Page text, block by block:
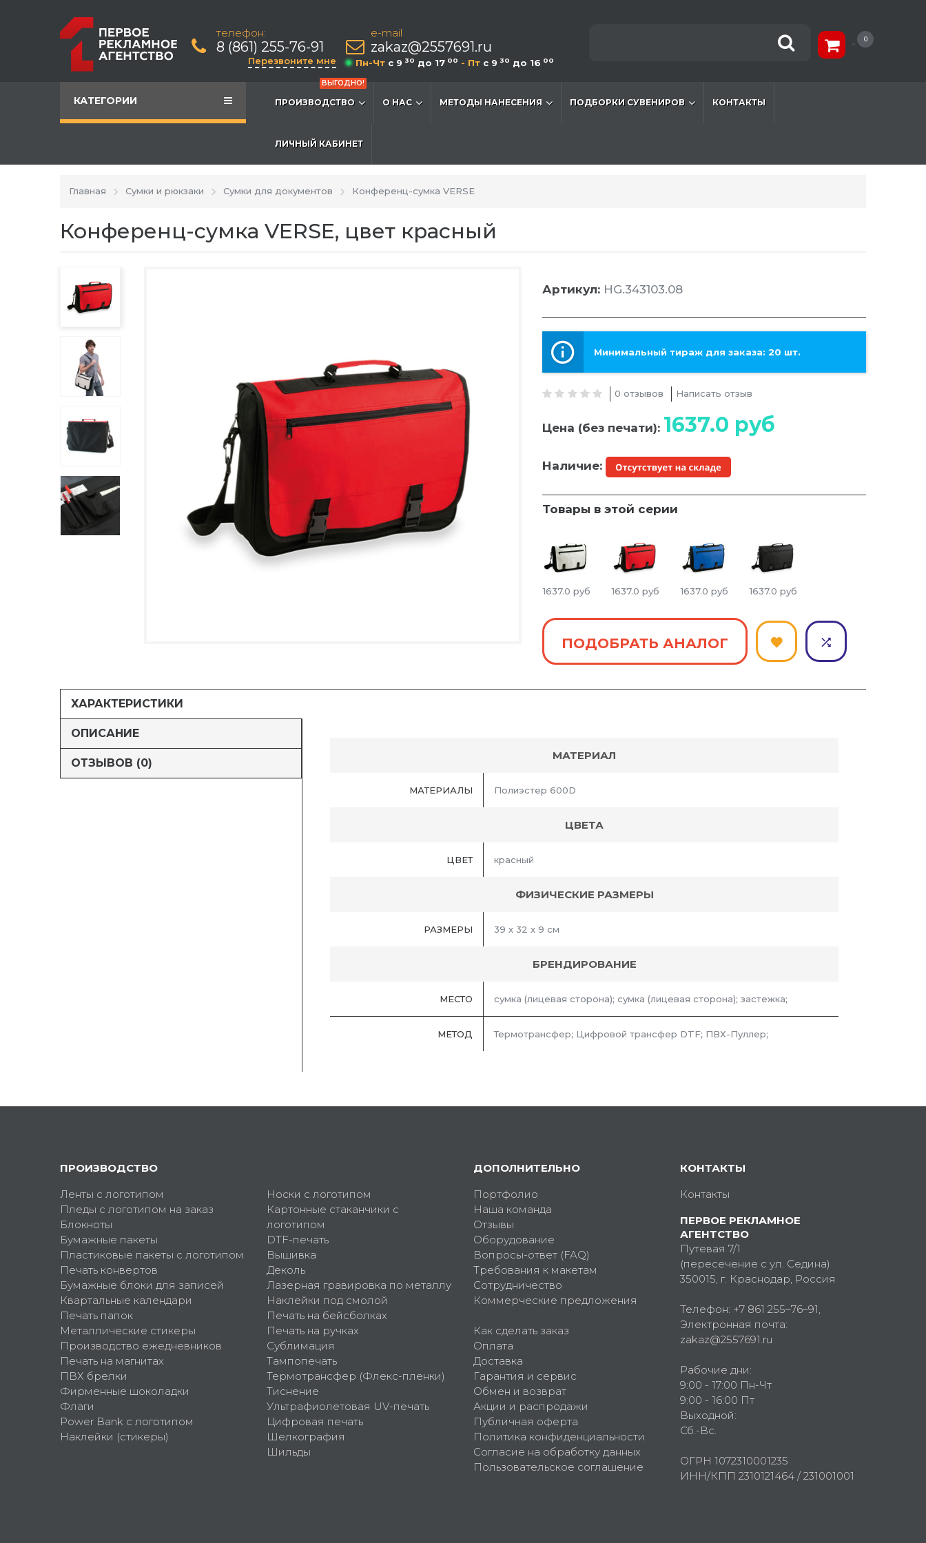
телефон:
8 (861) 255-76-91
Перезвоните мне
e-mail
zakaz@2557691.ru
Пн-Чт c 9 30 до 17 00 - Пт c 9 30 до 16 00
0
КАТЕГОРИИ
ВЫГОДНО!
ПРОИЗВОДСТВО О НАС МЕТОДЫ НАНЕСЕНИЯ ПОДБОРКИ СУВЕНИРОВ КОНТАКТЫ
ЛИЧНЫЙ КАБИНЕТ
Главная Сумки и рюкзаки Сумки для документов Конференц-сумка VERSE
Конференц-сумка VERSE, цвет красный
Артикул: HG.343103.08
Минимальный тираж для заказа: 20 шт.
0 отзывов Написать отзыв
Цена (без печати): 1637.0 руб
Наличие:
Товары в этой серии
1637.0 руб 1637.0 руб 1637.0 руб 1637.0 руб
ПОДОБРАТЬ АНАЛОГ
ХАРАКТЕРИСТИКИ
ОПИСАНИЕ
ОТЗЫВОВ (0)
МАТЕРИАЛ
МАТЕРИАЛЫ Полиэстер 600D
ЦВЕТА
ЦВЕТ красный
ФИЗИЧЕСКИЕ РАЗМЕРЫ
РАЗМЕРЫ 39 х 32 x 9 см
БРЕНДИРОВАНИЕ
МЕСТО сумка (лицевая сторона); сумка (лицевая сторона); застежка;
МЕТОД Термотрансфер; Цифровой трансфер DTF; ПВХ-Пуллер;
ПРОИЗВОДСТВО
Ленты с логотипом
Пледы с логотипом на заказ
Блокноты
Бумажные пакеты
Пластиковые пакеты с логотипом
Печать конвертов
Бумажные блоки для записей
Квартальные календари
Печать папок
Металлические стикеры
Производство ежедневников
Печать на магнитах
ПВХ брелки
Фирменные шоколадки
Флаги
Power Bank с логотипом
Наклейки (стикеры)
Носки с логотипом
Картонные стаканчики с
логотипом
DTF-печать
Вышивка
Деколь
Лазерная гравировка по металлу
Наклейки под смолой
Печать на бейсболках
Печать на ручках
Сублимация
Тампопечать
Термотрансфер (Флекс-пленки)
Тиснение
Ультрафиолетовая UV-печать
Цифровая печать
Шелкография
Шильды
ДОПОЛНИТЕЛЬНО
Портфолио
Наша команда
Отзывы
Оборудование
Вопросы-ответ (FAQ)
Требования к макетам
Сотрудничество
Коммерческие предложения
Как сделать заказ
Оплата
Доставка
Гарантия и сервис
Обмен и возврат
Акции и распродажи
Публичная оферта
Политика конфиденциальности
Согласие на обработку данных
Пользовательское соглашение
КОНТАКТЫ
Контакты
ПЕРВОЕ РЕКЛАМНОЕ
АГЕНТСТВО
Путевая 7/1
(пересечение с ул. Седина)
350015, г. Краснодар, Россия
Телефон: +7 861 255–76–91,
Электронная почта:
zakaz@2557691.ru
Рабочие дни:
9:00 - 17:00 Пн-Чт
9:00 - 16:00 Пт
Выходной:
Сб.-Вс.
ОГРН 1072310001235
ИНН/КПП 2310121464 / 231001001